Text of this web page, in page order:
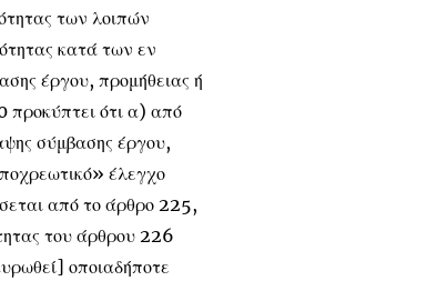
των λοιπών
κατά των εν
έργου, προμήθειας ή
προκύπτει ότι α) από
σύμβασης έργου,
έλεγχο
από το άρθρο 225,
του άρθρου 226
οποιαδήποτε